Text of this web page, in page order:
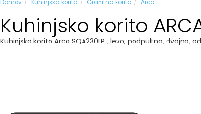
Domov Kuhinjska korita Granitna korita Arca
Kuhinjsko korito
Kuhinjsko korito Arca SQA230LP , levo, podpultno, dvojno,